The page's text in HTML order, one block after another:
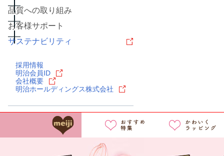
品質への取り組み
お客様サポート
サステナビリティ
採用情報
明治会員ID
会社概要
明治ホールディングス株式会社